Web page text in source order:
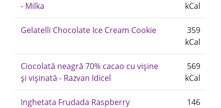
- Milka
kCal
Gelatelli Chocolate Ice Cream Cookie
359
kCal
Ciocolată neagră 70% cacao cu vișine
și vișinată - Razvan Idicel
569
kCal
Inghetata Frudada Raspberry
146